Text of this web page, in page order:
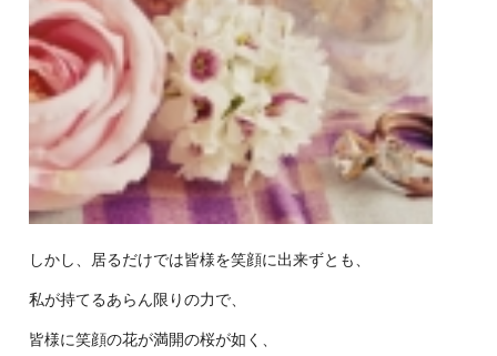
しかし、居るだけでは皆様を笑顔に出来ずとも、
私が持てるあらん限りの力で、
皆様に笑顔の花が満開の桜が如く、